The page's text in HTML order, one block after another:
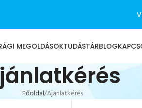
MEGOLDÁSOKTUDÁSTÁRBLOG
Főoldal Ajánlatkérés